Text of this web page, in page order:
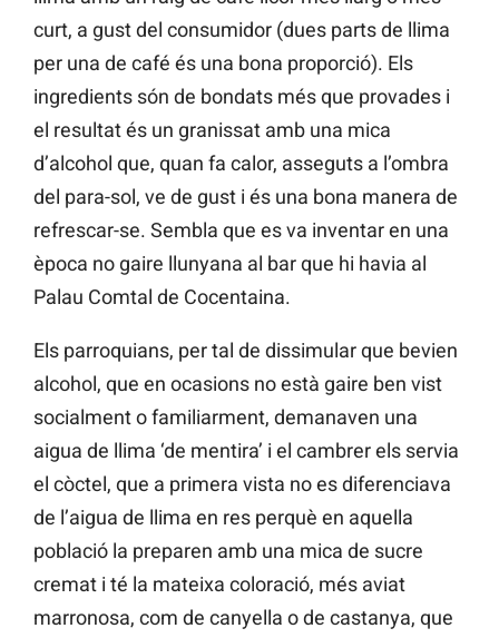
curt, a gust del consumidor (dues parts de llima
per una de café és una bona proporció). Els
ingredients són de bondats més que provades i
el resultat és un granissat amb una mica
d’alcohol que, quan fa calor, asseguts a l’ombra
del para-sol, ve de gust i és una bona manera de
refrescar-se. Sembla que es va inventar en una
època no gaire llunyana al bar que hi havia al
Palau Comtal de Cocentaina.
Els parroquians, per tal de dissimular que bevien
alcohol, que en ocasions no està gaire ben vist
socialment o familiarment, demanaven una
aigua de llima ‘de mentira’ i el cambrer els servia
el còctel, que a primera vista no es diferenciava
de l’aigua de llima en res perquè en aquella
població la preparen amb una mica de sucre
cremat i té la mateixa coloració, més aviat
marronosa, com de canyella o de castanya, que